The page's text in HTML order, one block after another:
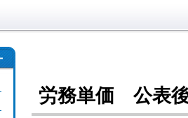
労務単価 公表